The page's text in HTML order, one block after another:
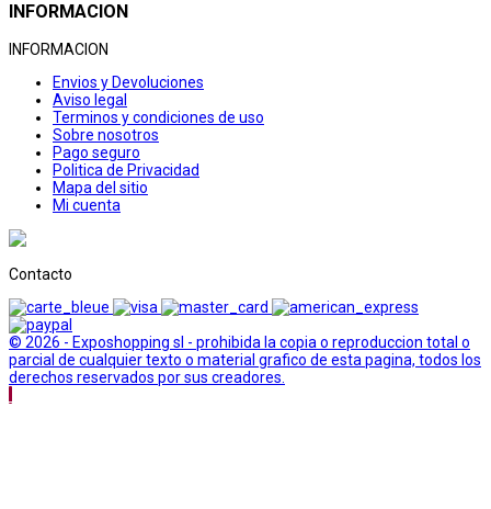
INFORMACION
INFORMACION
Envios y Devoluciones
Aviso legal
Terminos y condiciones de uso
Sobre nosotros
Pago seguro
Politica de Privacidad
Mapa del sitio
Mi cuenta
Contacto
© 2026 - Exposhopping sl - prohibida la copia o reproduccion total o
parcial de cualquier texto o material grafico de esta pagina, todos los
derechos reservados por sus creadores.